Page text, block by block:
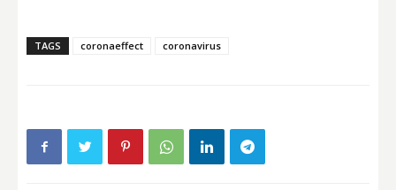
TAGS coronaeffect coronavirus